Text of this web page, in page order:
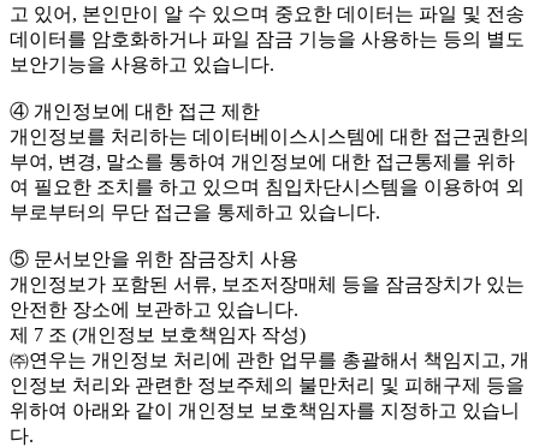
고 있어, 본인만이 알 수 있으며 중요한 데이터는 파일 및 전송
데이터를 암호화하거나 파일 잠금 기능을 사용하는 등의 별도
보안기능을 사용하고 있습니다.
④ 개인정보에 대한 접근 제한
개인정보를 처리하는 데이터베이스시스템에 대한 접근권한의
부여, 변경, 말소를 통하여 개인정보에 대한 접근통제를 위하
여 필요한 조치를 하고 있으며 침입차단시스템을 이용하여 외
부로부터의 무단 접근을 통제하고 있습니다.
⑤ 문서보안을 위한 잠금장치 사용
개인정보가 포함된 서류, 보조저장매체 등을 잠금장치가 있는
안전한 장소에 보관하고 있습니다.
제 7 조 (개인정보 보호책임자 작성)
㈜연우는 개인정보 처리에 관한 업무를 총괄해서 책임지고, 개
인정보 처리와 관련한 정보주체의 불만처리 및 피해구제 등을
위하여 아래와 같이 개인정보 보호책임자를 지정하고 있습니
다.